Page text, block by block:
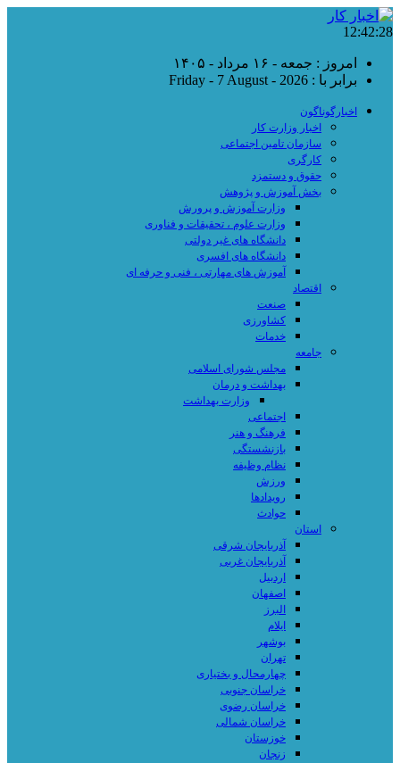
12:42:28
امروز : جمعه - ۱۶ مرداد - ۱۴۰۵
برابر با : Friday - 7 August - 2026
اخبارگوناگون
اخبار وزارت کار
سازمان تامین اجتماعی
کارگری
حقوق و دستمزد
بخش آموزش و پژوهش
وزارت آموزش و پرورش
وزارت علوم ، تحقیقات و فناوری
دانشگاه های غیر دولتی
دانشگاه های افسری
آموزش های مهارتی ، فنی و حرفه ای
اقتصاد
صنعت
کشاورزی
خدمات
جامعه
مجلس شورای اسلامی
بهداشت و درمان
وزارت بهداشت
اجتماعی
فرهنگ و هنر
بازنشستگی
نظام وظیفه
ورزش
رویدادها
حوادث
استان
آذربایجان شرقی
آذربایجان غربی
اردبیل
اصفهان
البرز
ایلام
بوشهر
تهران
چهارمحال و بختیاری
خراسان جنوبی
خراسان رضوی
خراسان شمالی
خوزستان
زنجان